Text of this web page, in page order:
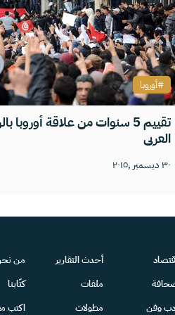
تقييم 5 سنوات من علاقة أوروبا
العربي
٣٠ ديسمبر ,٢٠١٥
أوروبا
وفن
أحدث التقارير
ملفات
مطولات
من
كتّابنا
اكتب